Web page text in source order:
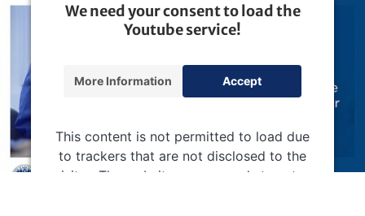
We need your consent to load the
Youtube service!
This content is not permitted to load due
to trackers that are not disclosed to the
visitor. The website owner needs to setup
More Information Accept